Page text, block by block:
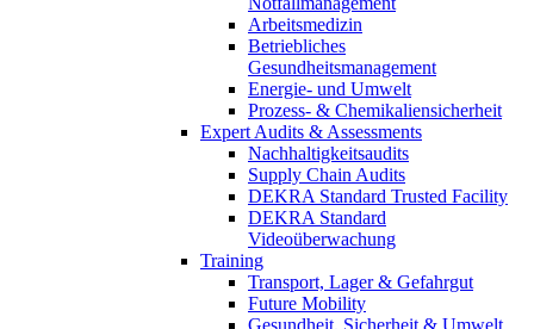
Arbeitsmedizin
Betriebliches
Gesundheitsmanagement
Energie- und Umwelt
Prozess- & Chemikaliensicherheit
Expert Audits & Assessments
Nachhaltigkeitsaudits
Supply Chain Audits
DEKRA Standard Trusted Facility
DEKRA Standard
Videoüberwachung
Training
Transport, Lager & Gefahrgut
Future Mobility
Gesundheit, Sicherheit & Umwelt